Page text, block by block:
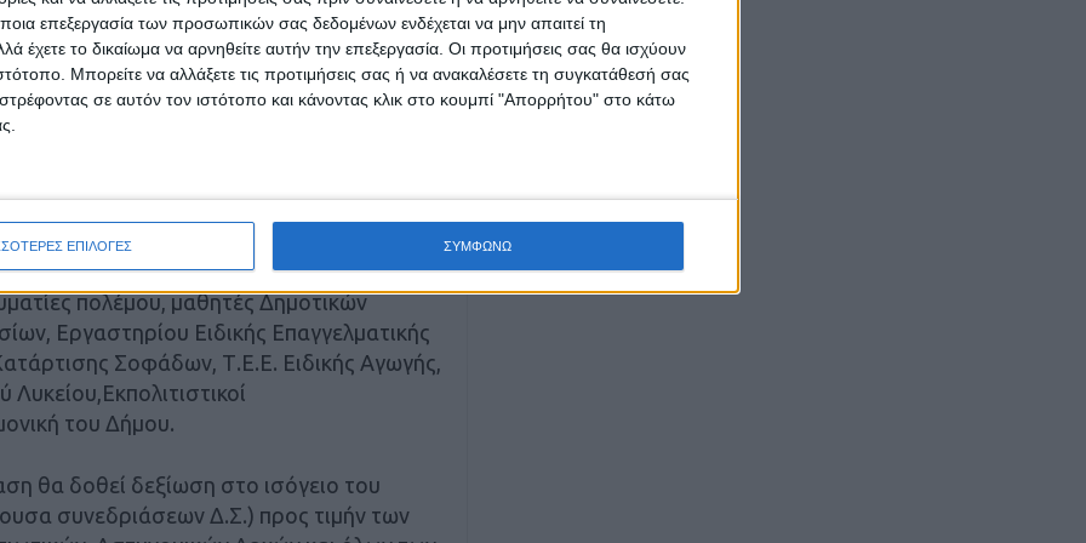
επεξεργασία των προσωπικών σας δεδομένων ενδέχεται να μην απαιτεί τη
έχετε το δικαίωμα να αρνηθείτε αυτήν την επεξεργασία. Οι προτιμήσεις σας θα ισχύουν
Μπορείτε να αλλάξετε τις προτιμήσεις σας ή να ανακαλέσετε τη συγκατάθεσή σας
σε αυτόν τον ιστότοπο και κάνοντας κλικ στο κουμπί "Απορρήτου" στο κάτω
ΕΠΙΛΟΓΕΣ ΣΥΜΦΩΝΩ
τους, οι Καθηγητές και Δάσκαλοι με τους
τους, τα Διοικητικά Συμβούλια των
Συλλόγων & Σωματείων με τα μέλη τους και
οδού Κιερίου, ως εξής:
πολέμου, μαθητές Δημοτικών
Εργαστηρίου Ειδικής Επαγγελματικής
Σοφάδων, Τ.Ε.Ε. Ειδικής Αγωγής,
Λυκείου,Εκπολιτιστικοί
του Δήμου.
θα δοθεί δεξίωση στο ισόγειο του
συνεδριάσεων Δ.Σ.) προς τιμήν των